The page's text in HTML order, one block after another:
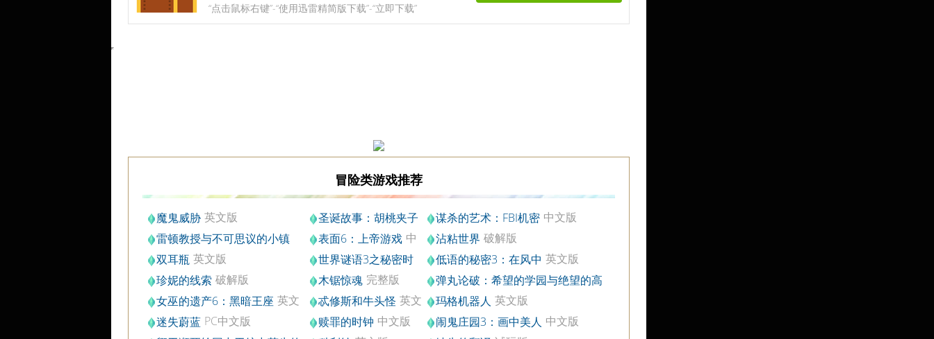
“点击鼠标右键”-“使用迅雷精简版下载”-“立即下载”
冒险类游戏推荐
魔鬼威胁 英文版
圣诞故事：胡桃夹子
中文版
谋杀的艺术：FBI机密 中文版
雷顿教授与不可思议的小镇
PC中文版
表面6：上帝游戏 中
文版
沾粘世界 破解版
双耳瓶 英文版
世界谜语3之秘密时
代 英文版
低语的秘密3：在风中 英文版
珍妮的线索 破解版 木锯惊魂 完整版
弹丸论破：希望的学园与绝望的高
中生 PC中文版
女巫的遗产6：黑暗王座 英文
版
忒修斯和牛头怪 英文
版
玛格机器人 英文版
迷失蔚蓝 PC中文版 赎罪的时钟 中文版 闹鬼庄园3：画中美人 中文版